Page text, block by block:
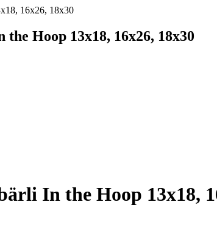
Hoop 13x18, 16x26, 18x30
In the Hoop 13x18,